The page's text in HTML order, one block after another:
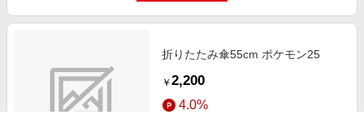
折りたたみ傘55cm ポケモン25
￥ 2,200
4.0%